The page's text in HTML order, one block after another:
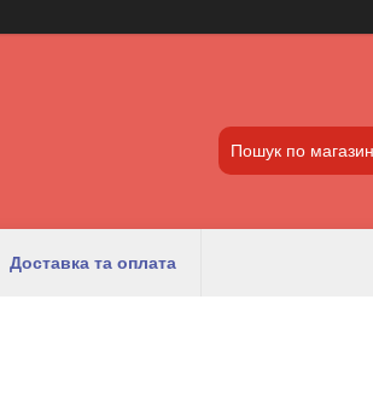
Доставка та оплата